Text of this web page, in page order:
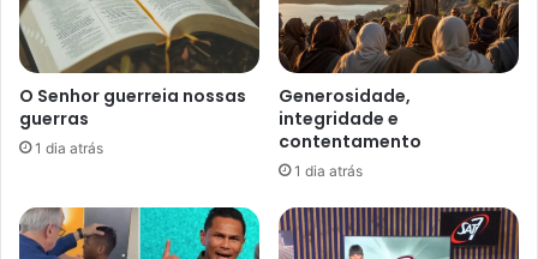
O Senhor guerreia nossas
guerras
1 dia atrás
Generosidade,
integridade e
contentamento
1 dia atrás